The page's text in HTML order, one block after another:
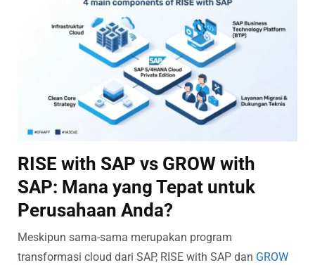
RISE with SAP vs GROW with
SAP: Mana yang Tepat untuk
Perusahaan Anda?
Meskipun sama-sama merupakan program
transformasi cloud dari SAP, RISE with SAP dan GROW